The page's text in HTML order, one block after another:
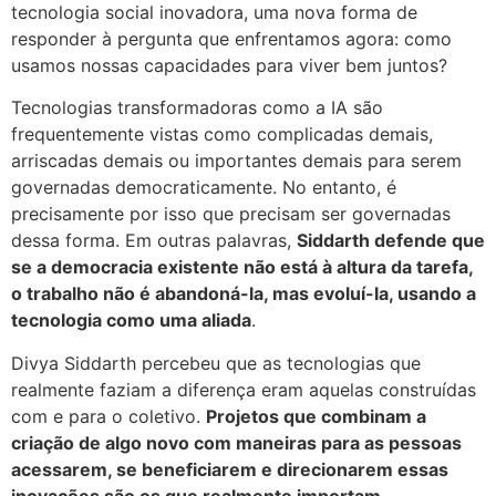
tecnologia social inovadora, uma nova forma de
responder à pergunta que enfrentamos agora: como
usamos nossas capacidades para viver bem juntos?
Tecnologias transformadoras como a IA são
frequentemente vistas como complicadas demais,
arriscadas demais ou importantes demais para serem
governadas democraticamente. No entanto, é
precisamente por isso que precisam ser governadas
dessa forma. Em outras palavras, Siddarth defende que
se a democracia existente não está à altura da tarefa,
o trabalho não é abandoná-la, mas evoluí-la, usando a
tecnologia como uma aliada.
Divya Siddarth percebeu que as tecnologias que
realmente faziam a diferença eram aquelas construídas
com e para o coletivo. Projetos que combinam a
criação de algo novo com maneiras para as pessoas
acessarem, se beneficiarem e direcionarem essas